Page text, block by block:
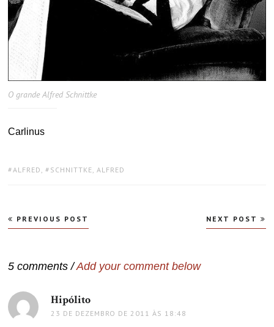
O grande Alfred Schnittke
Carlinus
TAGS:
ALFRED , SCHNITTKE, ALFRED
Navegação
de
PREVIOUS POST NEXT POST
5 comments /Add your comment below
Hipólito
23 DE DEZEMBRO DE 2011 ÀS 18:48